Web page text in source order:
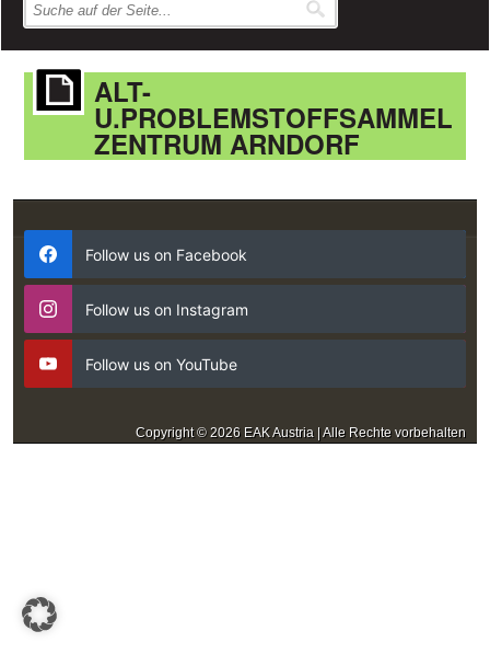
ALT-
U.PROBLEMSTOFFSAMMEL
ZENTRUM ARNDORF
Follow us on Facebook
Follow us on Instagram
Follow us on YouTube
Copyright © 2026 EAK Austria | Alle Rechte vorbehalten